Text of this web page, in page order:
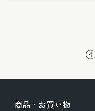
商品・お買い物